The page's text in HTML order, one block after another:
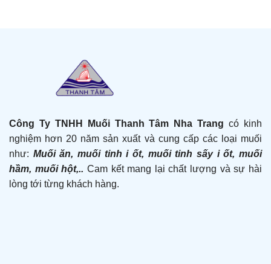
Công Ty TNHH Muối Thanh Tâm Nha Trangcó kinh
nghiệm hơn 20 năm sản xuất và cung cấp các loại muối
như: Muối ăn, muối tinh i ốt, muối tinh sấy i ốt, muối
hầm, muối hột,.. Cam kết mang lại chất lượng và sự hài
lòng tới từng khách hàng.